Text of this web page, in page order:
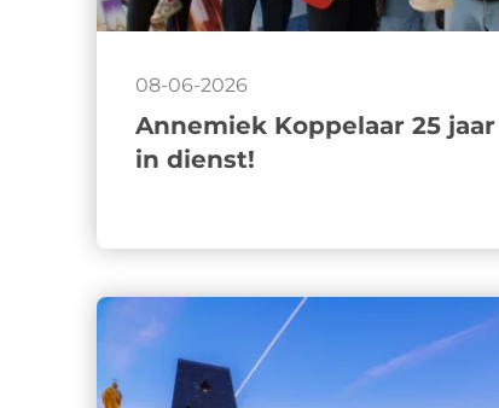
08-06-2026
Annemiek Koppelaar 25 jaar
in dienst!